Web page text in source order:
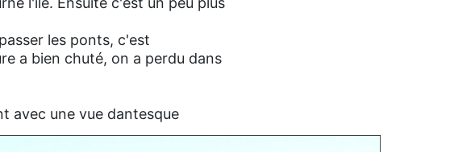
les ponts, c'est
a bien chuté, on a perdu dans
avec une vue dantesque